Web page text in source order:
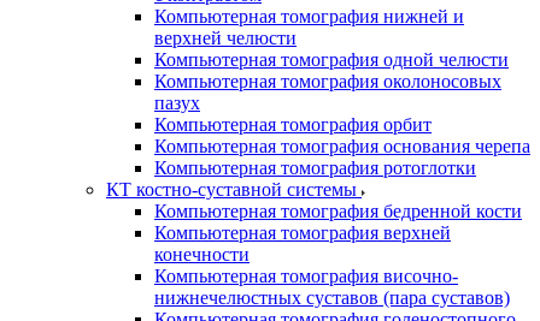
Компьютерная томография нижней и
верхней челюсти
Компьютерная томография одной челюсти
Компьютерная томография околоносовых
пазух
Компьютерная томография орбит
Компьютерная томография основания черепа
Компьютерная томография ротоглотки
КТ костно-суставной системы
Компьютерная томография бедренной кости
Компьютерная томография верхней
конечности
Компьютерная томография височно-
нижнечелюстных суставов (пара суставов)